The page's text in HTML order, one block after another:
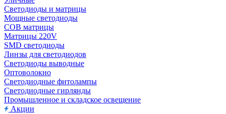
Светодиоды и матрицы
Мощные светодиоды
COB матрицы
Матрицы 220V
SMD светодиоды
Линзы для светодиодов
Светодиоды выводные
Оптоволокно
Светодиодные фитолампы
Светодиодные гирлянды
Промышленное и складское освещение
Акции